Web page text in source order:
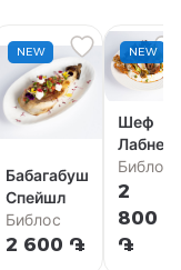
NEW
Бабагабуш
Спейшл
Библос
2 600 ֏
NEW
Шеф
Лабне
Библос
2
800
֏